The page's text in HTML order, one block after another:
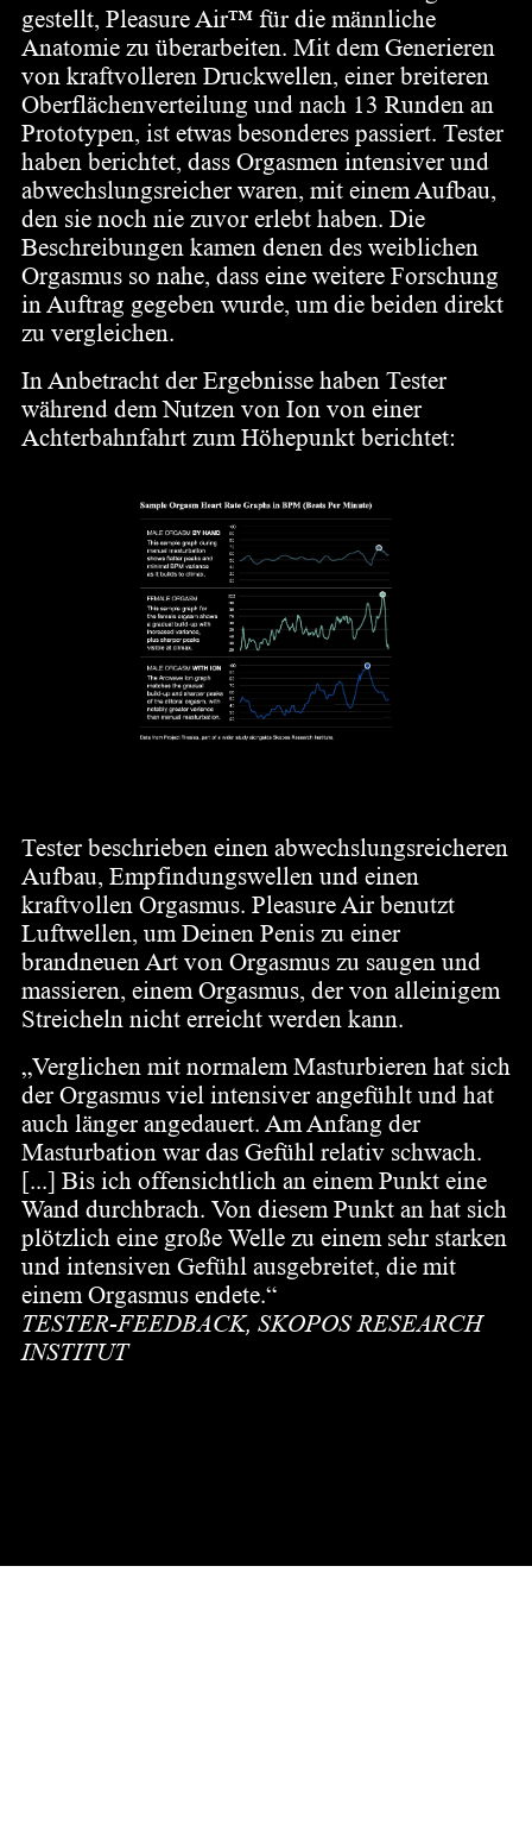
gestellt, Pleasure Air™ für die männliche
Anatomie zu überarbeiten. Mit dem Generieren
von kraftvolleren Druckwellen, einer breiteren
Oberflächenverteilung und nach 13 Runden an
Prototypen, ist etwas besonderes passiert. Tester
haben berichtet, dass Orgasmen intensiver und
abwechslungsreicher waren, mit einem Aufbau,
den sie noch nie zuvor erlebt haben. Die
Beschreibungen kamen denen des weiblichen
Orgasmus so nahe, dass eine weitere Forschung
in Auftrag gegeben wurde, um die beiden direkt
zu vergleichen.
In Anbetracht der Ergebnisse haben Tester
während dem Nutzen von Ion von einer
Achterbahnfahrt zum Höhepunkt berichtet:
Tester beschrieben einen abwechslungsreicheren
Aufbau, Empfindungswellen und einen
kraftvollen Orgasmus. Pleasure Air benutzt
Luftwellen, um Deinen Penis zu einer
brandneuen Art von Orgasmus zu saugen und
massieren, einem Orgasmus, der von alleinigem
Streicheln nicht erreicht werden kann.
„Verglichen mit normalem Masturbieren hat sich
der Orgasmus viel intensiver angefühlt und hat
auch länger angedauert. Am Anfang der
Masturbation war das Gefühl relativ schwach.
[...] Bis ich offensichtlich an einem Punkt eine
Wand durchbrach. Von diesem Punkt an hat sich
plötzlich eine große Welle zu einem sehr starken
und intensiven Gefühl ausgebreitet, die mit
einem Orgasmus endete.“
TESTER-FEEDBACK, SKOPOS RESEARCH
INSTITUT